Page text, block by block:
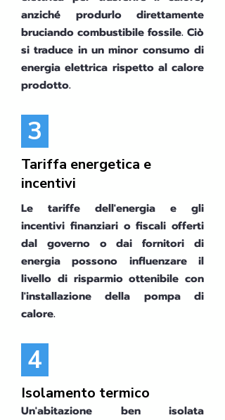
anziché produrlo direttamente
bruciando combustibile fossile. Ciò
si traduce in un minor consumo di
energia elettrica rispetto al calore
prodotto.
3
Tariffa energetica e
incentivi
Le tariffe dell'energia e gli
incentivi finanziari o fiscali offerti
dal governo o dai fornitori di
energia possono influenzare il
livello di risparmio ottenibile con
l'installazione della pompa di
calore.
4
Isolamento termico
Un'abitazione ben isolata